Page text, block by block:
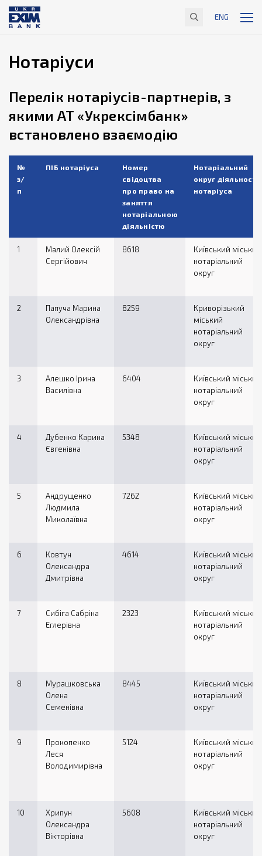
ENG
Нотаріуси
Перелік нотаріусів-партнерів, з
якими АТ «Укрексімбанк»
встановлено взаємодію
№
з/
п
ПІБ нотаріуса
Номер
свідоцтва
про право на
заняття
нотаріальною
діяльністю
Нотаріальний
округ діяльності
нотаріуса
1
Малий Олексій
Сергійович
8618
Київський міський
нотаріальний
округ
2
Папуча Марина
Олександрівна
8259
Криворізький
міський
нотаріальний
округ
3
Алешко Ірина
Василівна
6404
Київський міський
нотаріальний
округ
4
Дубенко Карина
Євгенівна
5348
Київський міський
нотаріальний
округ
5
Андрущенко
Людмила
Миколаївна
7262
Київський міський
нотаріальний
округ
6
Ковтун
Олександра
Дмитрівна
4614
Київський міський
нотаріальний
округ
7
Сибіга Сабріна
Еглерівна
2323
Київський міський
нотаріальний
округ
8
Мурашковська
Олена
Семенівна
8445
Київський міський
нотаріальний
округ
9
Прокопенко
Леся
Володимирівна
5124
Київський міський
нотаріальний
округ
10
Хрипун
Олександра
Вікторівна
5608
Київський міський
нотаріальний
округ